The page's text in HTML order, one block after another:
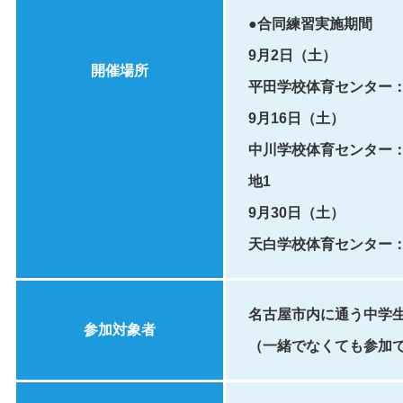
開催場所
●合同練習実施期間
9月2日（土）
平田学校体育センター
9月16日（土）
中川学校体育センター
地1
9月30日（土）
天白学校体育センター
参加対象者
名古屋市内に通う中学
（一緒でなくても参加